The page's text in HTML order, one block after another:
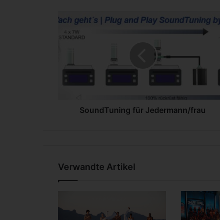
S
e
d
SoundTuning für Jedermann/frau
Verwandte Artikel